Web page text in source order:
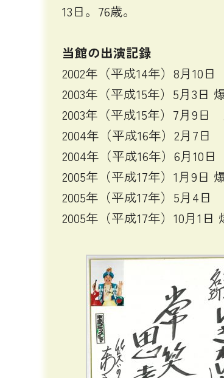
13日。76歳。
当館の出演記録
2002年（平成14年）8月10
2003年（平成15年）5月3日
2003年（平成15年）7月9
2004年（平成16年）2月7
2004年（平成16年）6月10
2005年（平成17年）1月9日
2005年（平成17年）5月4
2005年（平成17年）10月1日